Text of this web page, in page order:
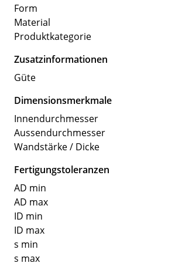
Form
Material
Produktkategorie
Zusatzinformationen
Güte
Dimensionsmerkmale
Innendurchmesser
Aussendurchmesser
Wandstärke / Dicke
Fertigungstoleranzen
AD min
AD max
ID min
ID max
s min
s max